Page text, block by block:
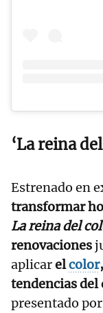
‘La reina
Estrenado en
transformar
La reina del
renovaciones
aplicarelcolor
tendencias del
presentado por